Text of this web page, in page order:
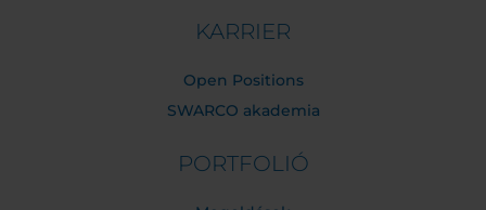
KARRIER
Open Positions
SWARCO akademia
PORTFOLIÓ